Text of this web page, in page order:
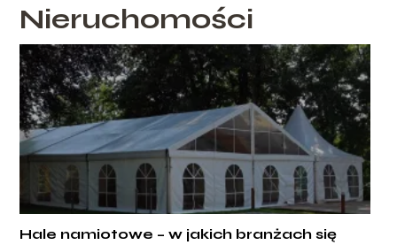
Nieruchomości
Hale namiotowe – w jakich branżach się